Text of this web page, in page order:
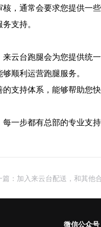
，通常会要求您提供一
支持。
云台跑腿会为您提供统
顺利运营跑腿服务。
支持体系，能够帮助您快
一步都有总部的专业支
篇：加入来云台配送，和其他
微信公众号